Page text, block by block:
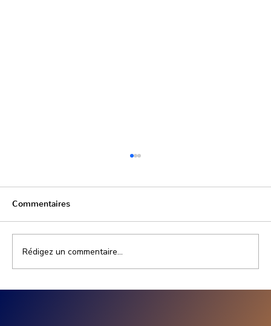
Commentaires
Rédigez un commentaire...